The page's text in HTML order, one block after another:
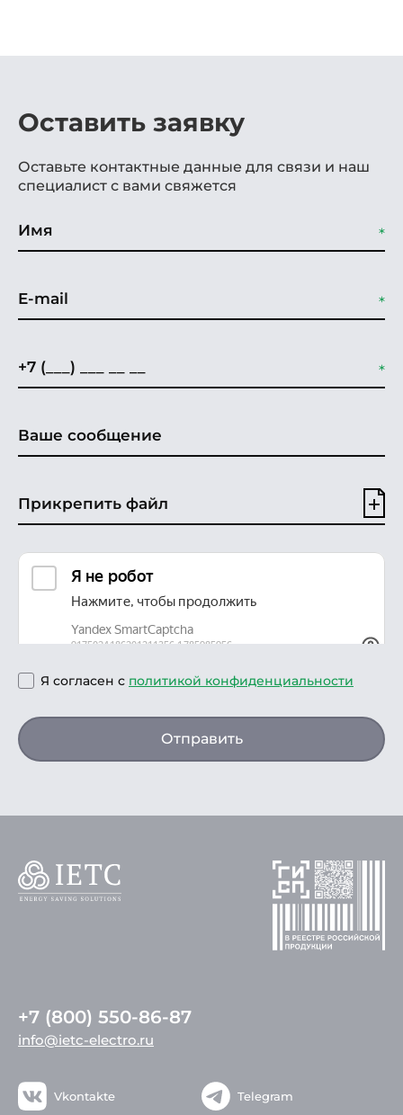
Оставить заявку
Оставьте контактные данные для связи и наш
специалист с вами свяжется
Прикрепить файл
Я согласен с политикой конфиденциальности
Отправить
+7 (800) 550-86-87
info@ietc-electro.ru
Vkontakte Telegram